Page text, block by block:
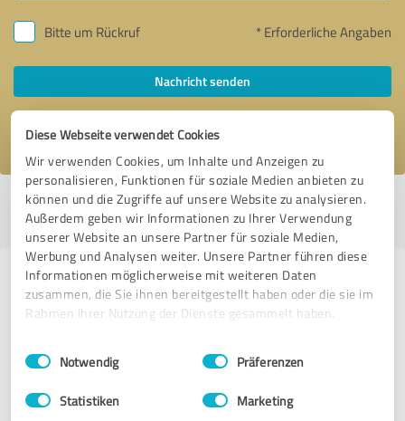
Diese Webseite verwendet Cookies
Wir verwenden Cookies, um Inhalte und Anzeigen zu
personalisieren, Funktionen für soziale Medien anbieten zu
können und die Zugriffe auf unsere Website zu analysieren.
Außerdem geben wir Informationen zu Ihrer Verwendung
unserer Website an unsere Partner für soziale Medien,
Werbung und Analysen weiter. Unsere Partner führen diese
Informationen möglicherweise mit weiteren Daten
zusammen, die Sie ihnen bereitgestellt haben oder die sie im
Rahmen Ihrer Nutzung der Dienste gesammelt haben.
Impressum Datenschutzbestimmungen
Einwilligungsauswahl
Notwendig Präferenzen
Statistiken Marketing
Bitte um Rückruf * Erforderliche Angaben
Nachricht senden
Ich stimme den Datenschutzbestimmungen
Profil aktiv seit 28.05.2024 |Letzte Aktualisierung: 06.08.2026|Profil
melden
Erfahrungen zu weiteren
Anbietern aus dem Bereich